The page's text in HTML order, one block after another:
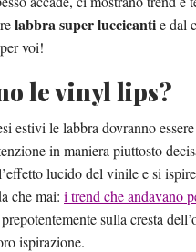
labbra super luccicantie dal
voi!
le vinyl lips?
estivi le labbra dovranno
in maniera piuttosto
lucido del vinile e si
che mai: i trend che andavano
sulla cresta
ispirazione.